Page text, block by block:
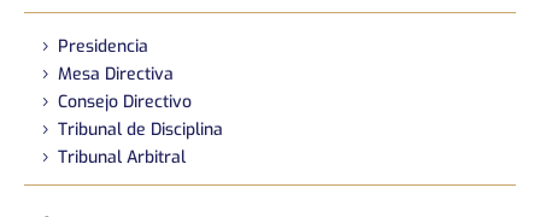
Presidencia
Mesa Directiva
Consejo Directivo
Tribunal de Disciplina
Tribunal Arbitral